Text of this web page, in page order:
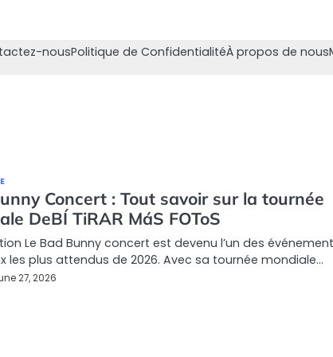
nousPolitique de ConfidentialitéÀ propos de nous
Concert : Tout savoir sur la tournée
DeBÍ TiRAR MáS FOToS
Le Bad Bunny concert est devenu l’un des
les plus attendus de 2026. Avec sa tournée mondiale…
27, 2026